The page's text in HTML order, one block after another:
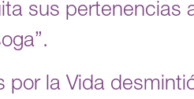
sus pertenencias
por la Vida